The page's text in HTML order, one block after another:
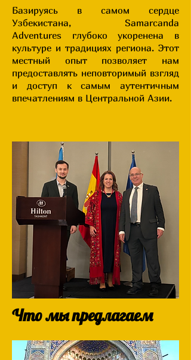
Базируясь в самом сердце
Узбекистана, Samarcanda
Adventures глубоко укоренена в
культуре и традициях региона. Этот
местный опыт позволяет нам
предоставлять неповторимый взгляд
и доступ к самым аутентичным
впечатлениям в Центральной Азии.
Что мы предлагаем